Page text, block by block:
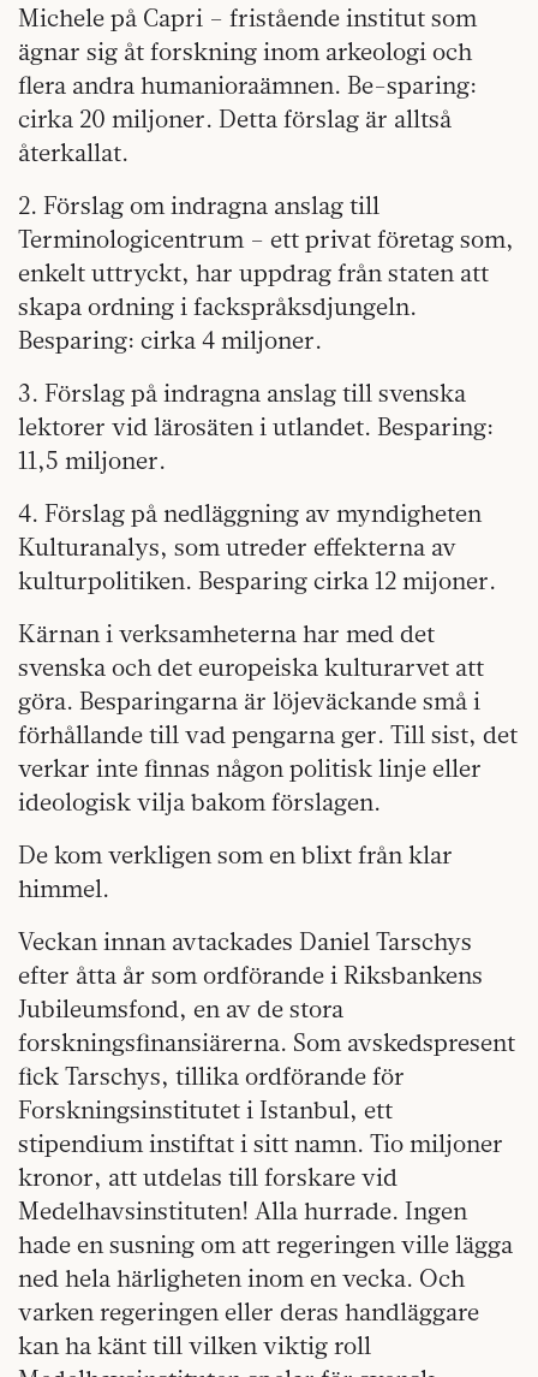
Michele på Capri – fristående institut som
ägnar sig åt forskning inom arkeologi och
flera andra humanioraämnen. Be-sparing:
cirka 20 miljoner. Detta förslag är alltså
återkallat.
2. Förslag om indragna anslag till
Terminologicentrum – ett privat företag som,
enkelt uttryckt, har uppdrag från staten att
skapa ordning i fackspråksdjungeln.
Besparing: cirka 4 miljoner.
3. Förslag på indragna anslag till svenska
lektorer vid lärosäten i utlandet. Besparing:
11,5 miljoner.
4. Förslag på nedläggning av myndigheten
Kulturanalys, som utreder effekterna av
kulturpolitiken. Besparing cirka 12 mijoner.
Kärnan i verksamheterna har med det
svenska och det europeiska kulturarvet att
göra. Besparingarna är löjeväckande små i
förhållande till vad pengarna ger. Till sist, det
verkar inte finnas någon politisk linje eller
ideologisk vilja bakom förslagen.
De kom verkligen som en blixt från klar
himmel.
Veckan innan avtackades Daniel Tarschys
efter åtta år som ordförande i Riksbankens
Jubileumsfond, en av de stora
forskningsfinansiärerna. Som avskedspresent
fick Tarschys, tillika ordförande för
Forskningsinstitutet i Istanbul, ett
stipendium instiftat i sitt namn. Tio miljoner
kronor, att utdelas till forskare vid
Medelhavsinstituten! Alla hurrade. Ingen
hade en susning om att regeringen ville lägga
ned hela härligheten inom en vecka. Och
varken regeringen eller deras handläggare
kan ha känt till vilken viktig roll